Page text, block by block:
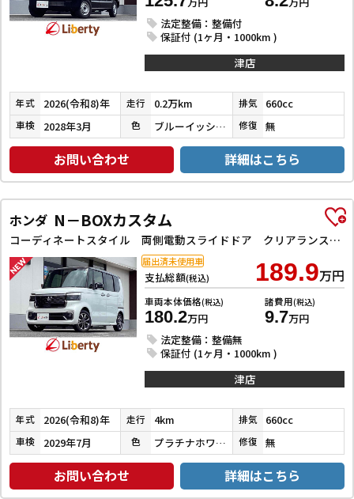
法定整備：整備付
保証付 (1ヶ月・1000km )
津店
年式 2026(令和8)年 走行 0.2万km 排気 660cc
車検 2028年3月 色 ブルーイッシュブラックパール３ 修復 無
お問い合わせ 詳細はこちら
ホンダ N－BOXカスタム
コーディネートスタイル 両側電動スライドドア クリアランスソナー オートクルーズコントロール レーンアシスト オートライト スマートキー アイドリングストップ 電動格納ミラー ベンチシート CVT ESC
支払総額(税込) 189.9万円
車両本体価格(税込)
180.2万円
諸費用(税込)
9.7万円
法定整備：整備無
保証付 (1ヶ月・1000km )
届出済未使用車
津店
年式 2026(令和8)年 走行 4km 排気 660cc
車検 2029年7月 色 プラチナホワイトパール 修復 無
お問い合わせ 詳細はこちら